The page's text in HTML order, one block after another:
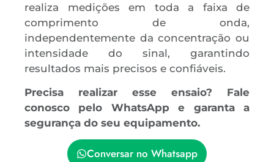
realiza medições em toda a faixa de
comprimento de onda,
independentemente da concentração ou
intensidade do sinal, garantindo
resultados mais precisos e confiáveis.
Precisa realizar esse ensaio? Fale
conosco pelo WhatsApp e garanta a
segurança do seu equipamento.
Conversar no Whatsapp